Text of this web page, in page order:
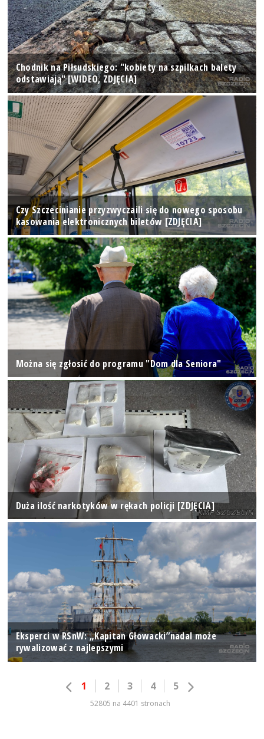
Chodnik na Piłsudskiego: "kobiety na szpilkach balety
odstawiają" [WIDEO, ZDJĘCIA]
Czy Szczecinianie przyzwyczaili się do nowego sposobu
kasowania elektronicznych biletów [ZDJĘCIA]
Można się zgłosić do programu "Dom dla Seniora"
Duża ilość narkotyków w rękach policji [ZDJĘCIA]
Eksperci w RSnW: „Kapitan Głowacki”nadal może
rywalizować z najlepszymi
1 2 3 4 5
52805 na 4401 stronach